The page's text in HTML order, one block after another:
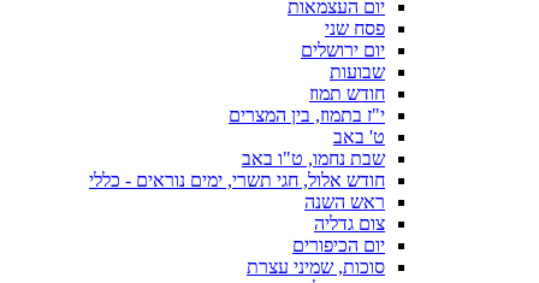
יום העצמאות
פסח שני
יום ירושלים
שבועות
חודש תמוז
י"ז בתמוז, בין המצרים
ט' באב
שבת נחמו, ט"ו באב
חודש אלול, חגי תשרי, ימים נוראים - כללי
ראש השנה
צום גדליה
יום הכיפורים
סוכות, שמיני עצרת